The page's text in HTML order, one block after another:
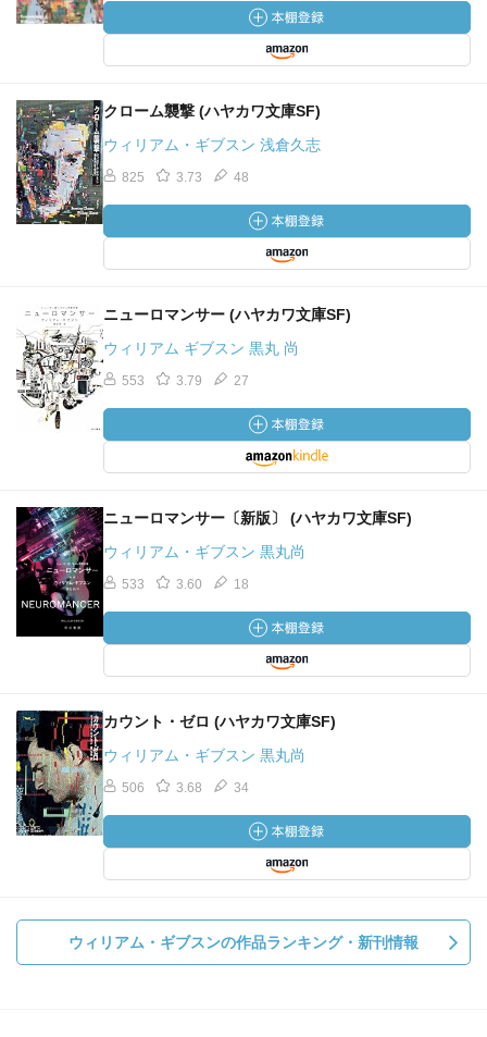
ズムに反対する都市論を展開する社会学者。訳書には『要
塞都市LA』『自動車爆弾の歴史』など。ちょっと面白そう
ではないか。
山崎は「橋」を巨大なトマソンにたとえるが、その際
「トマソン」という用語の歴史的起源として、元ジャイア
ンツの助っ人トマソンから始めたのはさすがにギブスンだ
なぁ。「彼は一九八二年に、高給で迎えられて、読売ジャ
イアンツに入団しました。やがて、彼のバットがボールに
当たらないことが判明しました」。
しか思い浮かべないんだが、そういえば昔はオレもあいつ
のことを「扇風機」と呼んでいたな、懐かしい。
物語そのものは、わりと単純な追っかけっこなんだけ
ど、そっちの方でギブスンにあまり凝ったものを期待して
も仕方ない。僕にとっては「橋上文化」を味わうことが最
大の目的だったし、それには十分こたえてくれた。
らす少女やハッカー集団が、サンフランシスコを再開発か
ら守るため一発仕掛けることになる。意味ありげに手渡さ
れた武器が未使用のままに終わるのだけれど、ここは『ニ
ューロマンサー』っぽい。こういうギブスンは好きだ。
橋はギブスン原作の映画『ＪＭ』で、背景の一つとして
用いられているようで、ちょっと再見してみようかな。初
さにやられて、そこしか覚えてなかったりするので。
この橋上文化からギブスンを読み込んだ評論はないかと
思って検索してみたら、巽孝之の「橋からサンフランシス
コが見える――ウィリアム・ギブスン「バーチャル・ライ
ト」またはポスト情報都市の文学」というのがビンゴっぽ
雑誌のバックナンバーで、財団法人日本地域開発センター
クローム襲撃 (ハヤカワ文庫SF)
ウィリアム・ギブスン 浅倉久志
825 3.73 48
ニューロマンサー (ハヤカワ文庫SF)
ウィリアム ギブスン 黒丸 尚
553 3.79 27
ニューロマンサー〔新版〕 (ハヤカワ文庫SF)
ウィリアム・ギブスン 黒丸尚
533 3.60 18
カウント・ゼロ (ハヤカワ文庫SF)
ウィリアム・ギブスン 黒丸尚
506 3.68 34
ウィリアム・ギブスンの作品ランキング・新刊情報